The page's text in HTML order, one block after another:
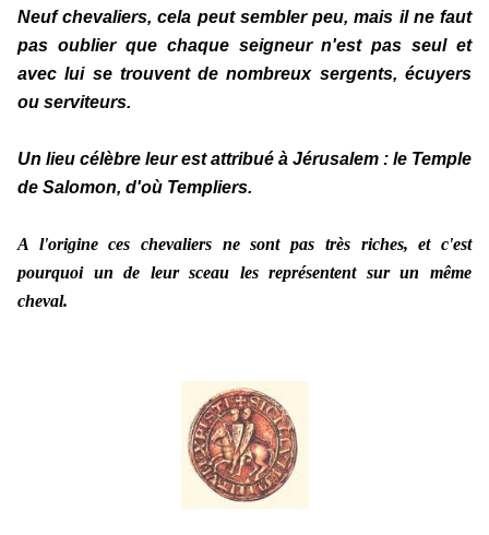
Neuf chevaliers, cela peut sembler peu, mais il ne faut
pas oublier que chaque seigneur n'est pas seul et
avec lui se trouvent de nombreux sergents, écuyers
ou serviteurs.
Un lieu célèbre leur est attribué à Jérusalem : le Temple
de Salomon, d'où Templiers.
A l'origine ces chevaliers ne sont pas très riches, et c'est
pourquoi un de leur sceau les représentent sur un même
cheval.